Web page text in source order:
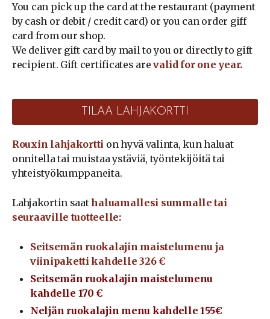
You can pick up the card at the restaurant (payment
by cash or debit / credit card) or you can order giff
card from our shop.
We deliver gift card by mail to you or directly to gift
recipient. Gift certificates arevalid for one year.
TILAA LAHJAKORTTI
Rouxin lahjakortti on hyvä valinta, kun haluat
onnitella tai muistaa ystäviä, työntekijöitä tai
yhteistyökumppaneita.
Lahjakortin saathaluamallesi summalle tai
seuraaville tuotteelle:
Seitsemän ruokalajin maistelumenu ja
viinipaketti kahdelle 326 €
Seitsemän ruokalajin maistelumenu
kahdelle 170 €
Neljän ruokalajin menu kahdelle 155€